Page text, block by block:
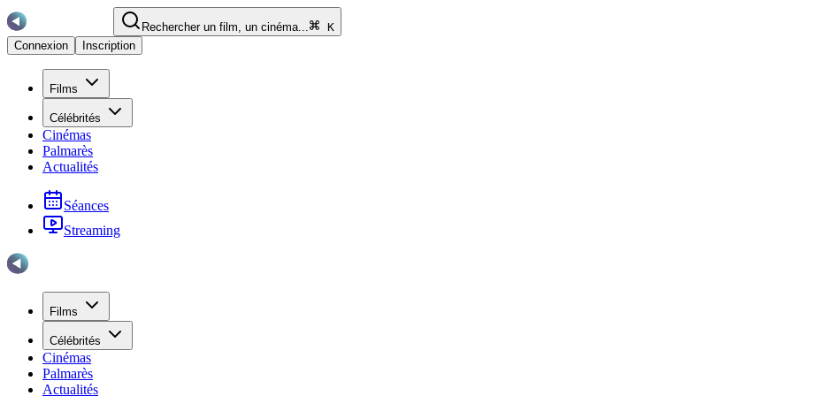
Rechercher un film, un cinéma...
K
Connexion
Inscription
Films
Célébrités
Cinémas
Palmarès
Actualités
Séances
Streaming
Films
Célébrités
Cinémas
Palmarès
Actualités